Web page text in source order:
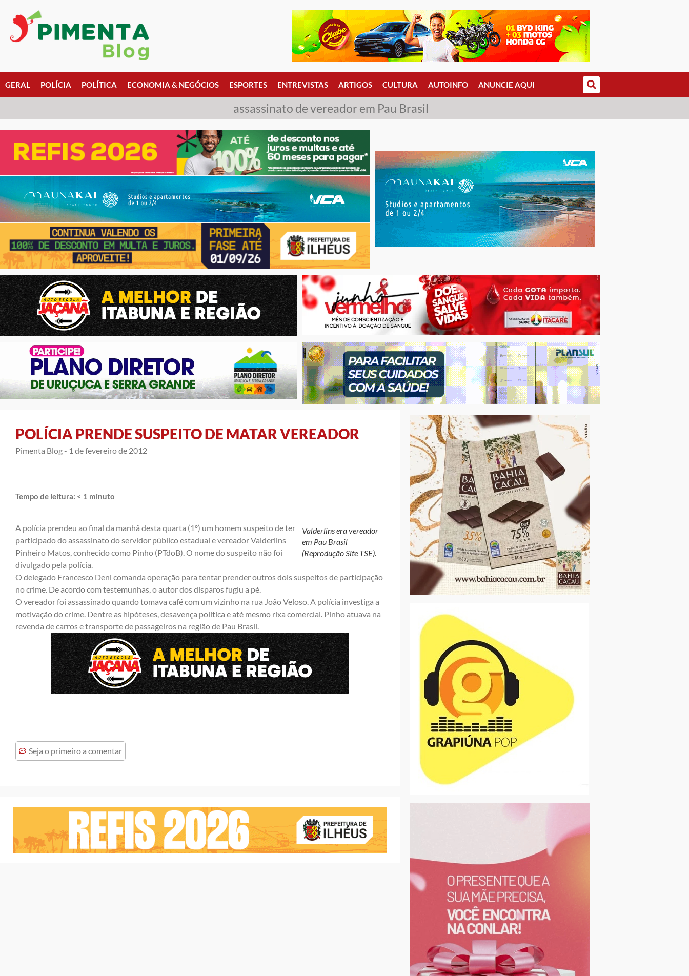
GERAL POLÍCIA POLÍTICA ECONOMIA & NEGÓCIOS ESPORTES ENTREVISTAS ARTIGOS CULTURA AUTOINFO ANUNCIE AQUI
assassinato de vereador em Pau Brasil
POLÍCIA PRENDE SUSPEITO DE MATAR VEREADOR
Pimenta Blog - 1 de fevereiro de 2012
Tempo de leitura: < 1 minuto
Valderlins era vereador
em Pau Brasil
(Reprodução Site TSE).
A polícia prendeu ao final da manhã desta quarta (1º) um homem suspeito de ter
participado doassassinato do servidor público estadual e vereador Valderlins
Pinheiro Matos , conhecido como Pinho (PTdoB). O nome do suspeito não foi
divulgado pela polícia.
O delegado Francesco Deni comanda operação para tentar prender outros dois suspeitos de participação
no crime. De acordo com testemunhas, o autor dos disparos fugiu a pé.
O vereador foi assassinado quando tomava café com um vizinho na rua João Veloso. A polícia investiga a
motivação do crime. Dentre as hipóteses, desavença política e até mesmo rixa comercial. Pinho atuava na
revenda de carros e transporte de passageiros na região de Pau Brasil.
Seja o primeiro a comentar